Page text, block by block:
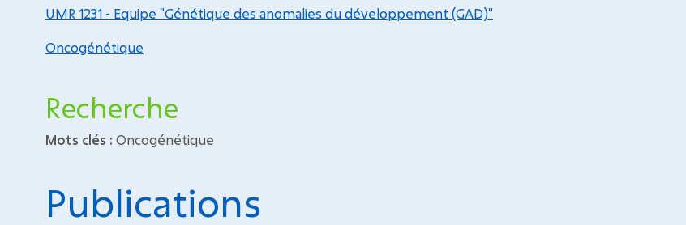
UMR 1231 - Equipe "Génétique des anomalies du développement (GAD)"
Oncogénétique
Recherche
Mots clés : Oncogénétique
Publications